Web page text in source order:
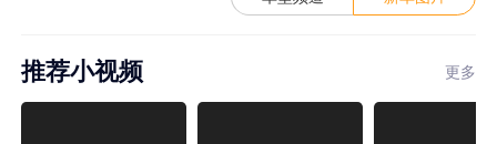
推荐小视频 更多